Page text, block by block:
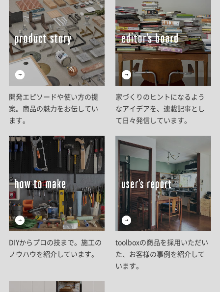
開発エピソードや使い方の提
案。商品の魅力をお伝してい
ます。
家づくりのヒントになるよう
なアイデアを、連載記事とし
て日々発信しています。
DIYからプロの技まで。施工の
ノウハウを紹介しています。
toolboxの商品を採用いただい
た、お客様の事例を紹介して
います。